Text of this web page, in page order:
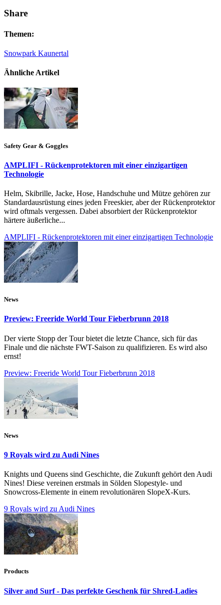
Share
Themen:
Snowpark Kaunertal
Ähnliche Artikel
Safety Gear & Goggles
AMPLIFI - Rückenprotektoren mit einer einzigartigen
Technologie
Helm, Skibrille, Jacke, Hose, Handschuhe und Mütze gehören zur
Standardausrüstung eines jeden Freeskier, aber der Rückenprotektor
wird oftmals vergessen. Dabei absorbiert der Rückenprotektor
härtere äußerliche...
AMPLIFI - Rückenprotektoren mit einer einzigartigen Technologie
News
Preview: Freeride World Tour Fieberbrunn 2018
Der vierte Stopp der Tour bietet die letzte Chance, sich für das
Finale und die nächste FWT-Saison zu qualifizieren. Es wird also
ernst!
Preview: Freeride World Tour Fieberbrunn 2018
News
9 Royals wird zu Audi Nines
Knights und Queens sind Geschichte, die Zukunft gehört den Audi
Nines! Diese vereinen erstmals in Sölden Slopestyle- und
Snowcross-Elemente in einem revolutionären SlopeX-Kurs.
9 Royals wird zu Audi Nines
Products
Silver and Surf - Das perfekte Geschenk für Shred-Ladies